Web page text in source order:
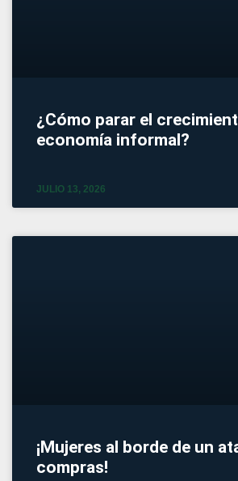
¿Cómo parar el
economía informal?
JULIO 13, 2026
¡Mujeres al borde de un
compras!